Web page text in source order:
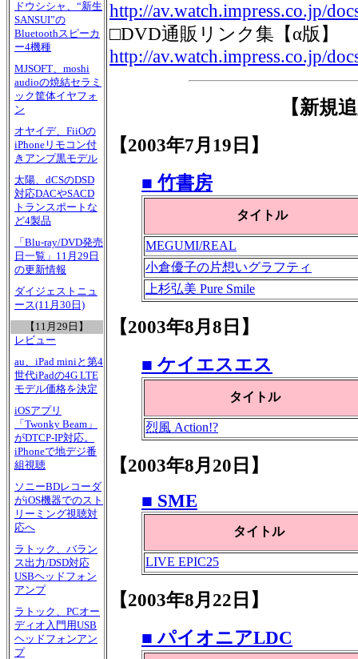
ドウシシャ、“新生
SANSUI”の
Bluetoothスピーカ
ー4機種
MJSOFT、moshi
audioの焼結セラミ
ック筐体イヤフォ
ン
オヤイデ、FiiOの
iPhoneリモコン付
きアンプ黒モデル
太陽、dCSのDSD
対応DACやSACD
トランスポートな
ど4製品
「Blu-ray/DVD発売
日一覧」11月29日
の更新情報
ダイジェストニュ
ース(11月30日)
【11月29日】
レビュー
au、iPad miniと第4
世代iPadの4G LTE
モデル価格を決定
iOSアプリ
「Twonky Beam」
がDTCP-IP対応。
iPhoneで地デジ番
組視聴
ソニーBDレコーダ
がiOS機器でのスト
リーミング視聴対
応へ
ラトック、バラン
ス出力/DSD対応
USBヘッドフォン
アンプ
ラトック、PCオー
ディオ入門用USB
ヘッドフォンアン
プ
http://av.watch.impress.co.jp/
□DVD通販リンク集【α版】
http://av.watch.impress.co.jp/
【新規
【2003年7月19日】
■ 竹書房
タイトル
MEGUMI/REAL
小倉優子の片想いグラフティ
上杉弘美 Pure Smile
【2003年8月8日】
■ ケイエスエス
タイトル
烈風 Action!?
【2003年8月20日】
■ SME
タイトル
LIVE EPIC25
【2003年8月22日】
■ パイオニアLDC